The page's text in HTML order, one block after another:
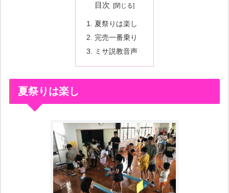
目次
夏祭りは楽し
完売一番乗り
ミサ説教音声
夏祭りは楽し